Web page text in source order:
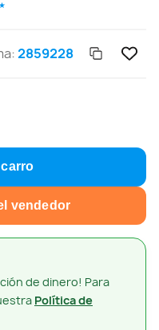
de dinero! Para
Política de
2859228
vendedor